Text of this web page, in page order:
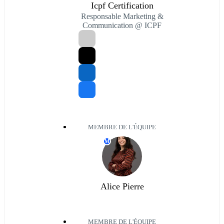
Icpf Certification
Responsable Marketing &
Communication @ ICPF
MEMBRE DE L'ÉQUIPE
M
Alice Pierre
MEMBRE DE L'ÉQUIPE